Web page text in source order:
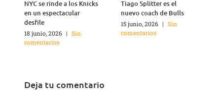
NYC se rinde a los Knicks
en un espectacular
desfile
18 junio, 2026 | Sin
comentarios
Tiago Splitter es el
nuevo coach de Bulls
15 junio, 2026 | Sin
comentarios
Deja tu comentario